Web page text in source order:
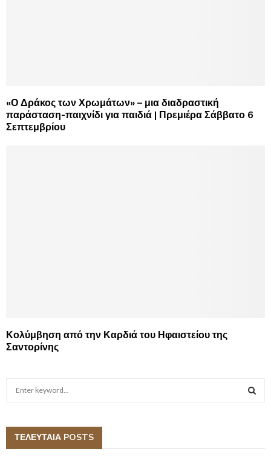
«Ο Δράκος των Χρωμάτων» – μια διαδραστική
παράσταση-παιχνίδι για παιδιά | Πρεμιέρα Σάββατο 6
Σεπτεμβρίου
Κολύμβηση από την Καρδιά του Ηφαιστείου της
Σαντορίνης
h
ΤΕΛΕΥΤΑΙΑ POSTS